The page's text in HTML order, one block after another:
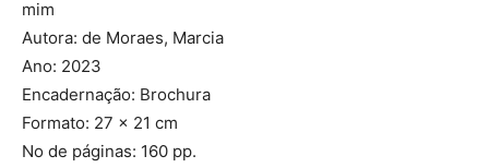
mim
Autora: de Moraes, Marcia
Ano: 2023
Encadernação: Brochura
Formato: 27 x 21 cm
No de páginas: 160 pp.